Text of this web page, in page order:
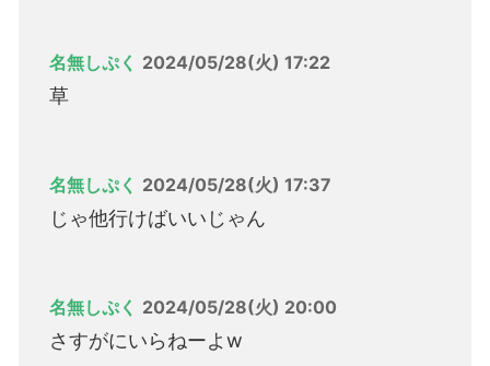
名無しぷく 2024/05/28(火) 17:22
草
名無しぷく 2024/05/28(火) 17:37
じゃ他行けばいいじゃん
名無しぷく 2024/05/28(火) 20:00
さすがにいらねーよw